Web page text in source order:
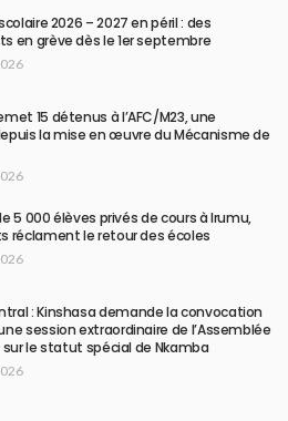
2026 – 2027 en péril : des
en grève dès le 1er septembre
15 détenus à l’AFC/M23, une
la mise en œuvre du Mécanisme de
5 000 élèves privés de cours à Irumu,
réclament le retour des écoles
: Kinshasa demande la convocation
session extraordinaire de l’Assemblée
le statut spécial de Nkamba